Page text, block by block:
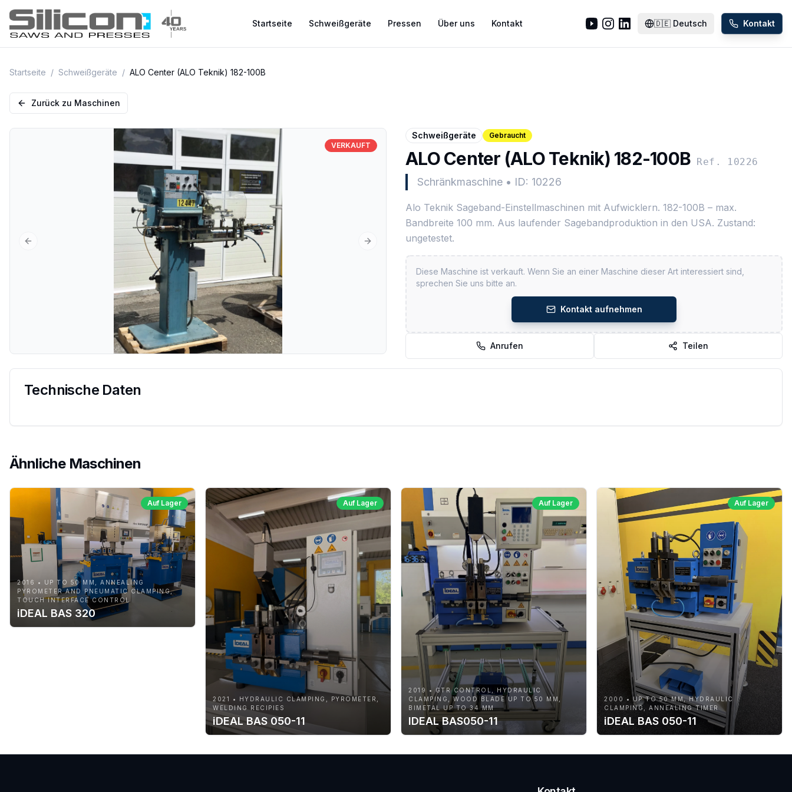
Startseite Schweißgeräte Pressen Über uns Kontakt 🇩🇪 Deutsch Kontakt
Startseite / Schweißgeräte / ALO Center (ALO Teknik) 182-100B
Zurück zu Maschinen
Previous slide Next slide
VERKAUFT
Schweißgeräte Gebraucht
ALO Center (ALO Teknik) 182-100B Ref. 10226
Schränkmaschine • ID: 10226
Alo Teknik Sageband-Einstellmaschinen mit Aufwicklern. 182-100B – max.
Bandbreite 100 mm. Aus laufender Sagebandproduktion in den USA. Zustand:
ungetestet.
Diese Maschine ist verkauft. Wenn Sie an einer Maschine dieser Art interessiert sind,
sprechen Sie uns bitte an.
Kontakt aufnehmen
Anrufen Teilen
Technische Daten
Ähnliche Maschinen
Auf Lager
2016 • UP TO 50 MM, ANNEALING
PYROMETER AND PNEUMATIC CLAMPING,
TOUCH INTERFACE CONTROL
iDEAL BAS 320
Auf Lager
2021 • HYDRAULIC CLAMPING, PYROMETER,
WELDING RECIPIES
iDEAL BAS 050-11
Auf Lager
2019 • GTR CONTROL, HYDRAULIC
CLAMPING, WOOD BLADE UP TO 50 MM,
BIMETAL UP TO 34 MM
IDEAL BAS050-11
Auf Lager
2000 • UP TO 50 MM, HYDRAULIC
CLAMPING, ANNEALING TIMER
iDEAL BAS 050-11